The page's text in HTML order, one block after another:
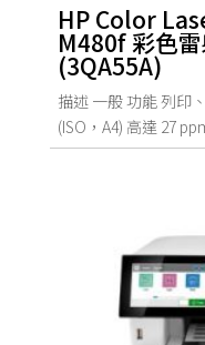
HP Color
M480f 彩色
(3QA55A)
描述 一般 功能 列印
(ISO，A4) 高達 27